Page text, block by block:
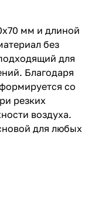
мм и длиной
без
для
Благодаря
со
резких
воздуха.
для любых